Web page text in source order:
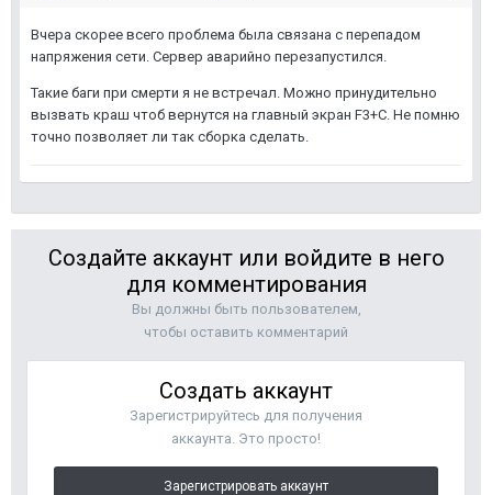
Вчера скорее всего проблема была связана с перепадом
напряжения сети. Сервер аварийно перезапустился.
Такие баги при смерти я не встречал. Можно принудительно
вызвать краш чтоб вернутся на главный экран F3+C. Не помню
точно позволяет ли так сборка сделать.
Создайте аккаунт или войдите в него
для комментирования
Вы должны быть пользователем,
чтобы оставить комментарий
Создать аккаунт
Зарегистрируйтесь для получения
аккаунта. Это просто!
Зарегистрировать аккаунт